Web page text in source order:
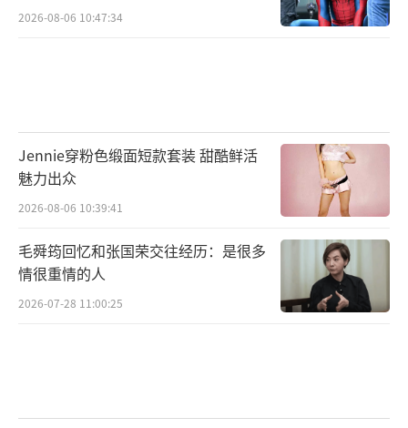
2026-08-06 10:47:34
Jennie穿粉色缎面短款套装 甜酷鲜活
魅力出众
2026-08-06 10:39:41
毛舜筠回忆和张国荣交往经历：是很多
情很重情的人
2026-07-28 11:00:25